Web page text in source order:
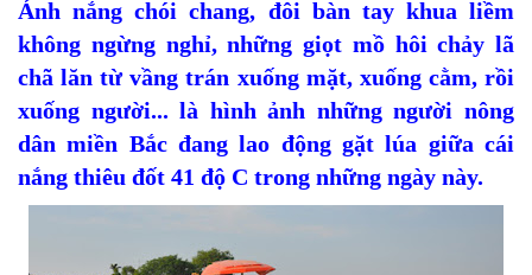
Ánh nắng chói chang, đôi bàn tay khua liềm
không ngừng nghỉ, những giọt mồ hôi chảy lã
chã lăn từ vầng trán xuống mặt, xuống cằm, rồi
xuống người... là hình ảnh những người nông
dân miền Bắc đang lao động gặt lúa giữa cái
nắng thiêu đốt 41 độ C trong những ngày này.